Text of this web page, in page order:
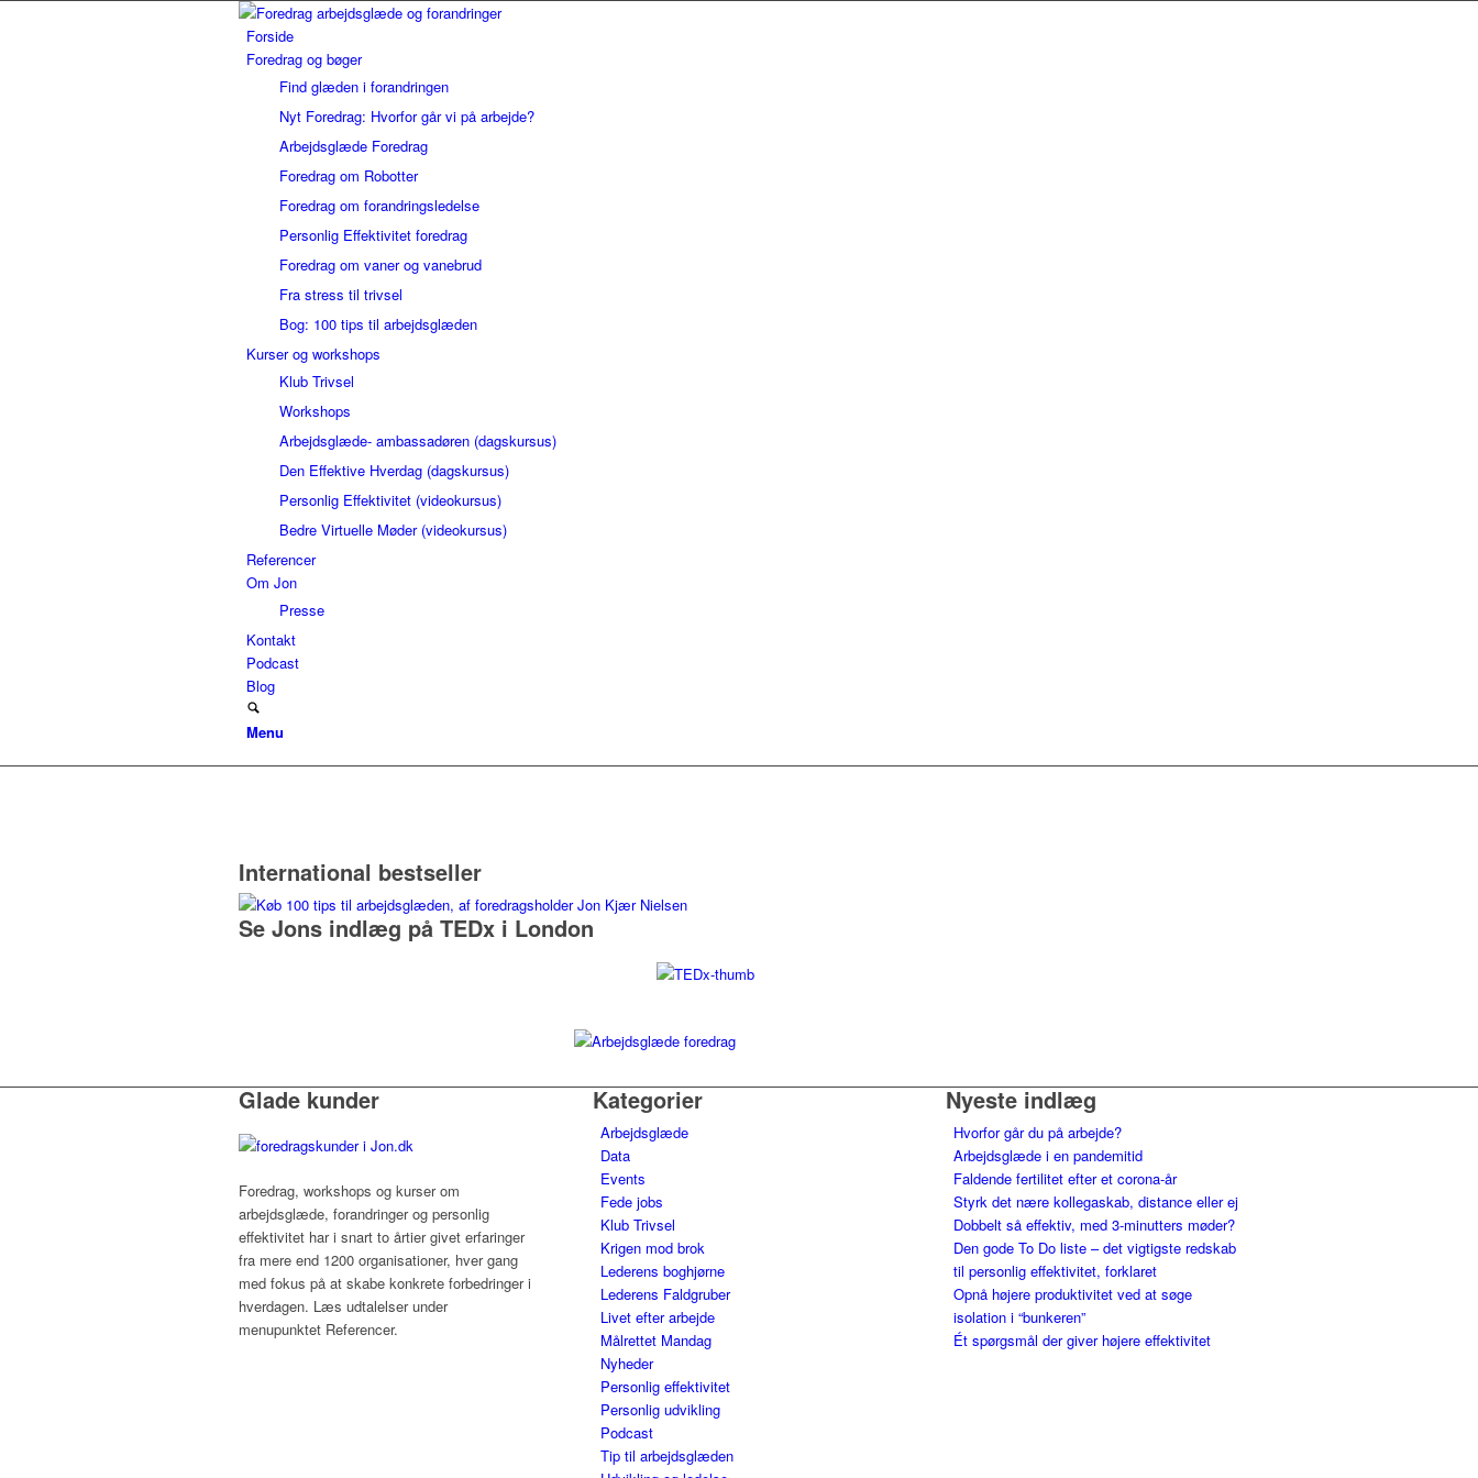
Forside
Foredrag og bøger
Find glæden i forandringen
Nyt Foredrag: Hvorfor går vi på arbejde?
Arbejdsglæde Foredrag
Foredrag om Robotter
Foredrag om forandringsledelse
Personlig Effektivitet foredrag
Foredrag om vaner og vanebrud
Fra stress til trivsel
Bog: 100 tips til arbejdsglæden
Kurser og workshops
Klub Trivsel
Workshops
Arbejdsglæde- ambassadøren (dagskursus)
Den Effektive Hverdag (dagskursus)
Personlig Effektivitet (videokursus)
Bedre Virtuelle Møder (videokursus)
Referencer
Om Jon
Presse
Kontakt
Podcast
Blog
Menu
International bestseller
Se Jons indlæg på TEDx i London
Glade kunder
Foredrag, workshops og kurser om
arbejdsglæde, forandringer og personlig
effektivitet har i snart to årtier givet erfaringer
fra mere end 1200 organisationer, hver gang
med fokus på at skabe konkrete forbedringer i
hverdagen. Læs udtalelser under
menupunktet Referencer.
Kategorier
Arbejdsglæde
Data
Events
Fede jobs
Klub Trivsel
Krigen mod brok
Lederens boghjørne
Lederens Faldgruber
Livet efter arbejde
Målrettet Mandag
Nyheder
Personlig effektivitet
Personlig udvikling
Podcast
Tip til arbejdsglæden
Nyeste indlæg
Hvorfor går du på arbejde?
Arbejdsglæde i en pandemitid
Faldende fertilitet efter et corona-år
Styrk det nære kollegaskab, distance eller ej
Dobbelt så effektiv, med 3-minutters møder?
Den gode To Do liste – det vigtigste redskab
til personlig effektivitet, forklaret
Opnå højere produktivitet ved at søge
isolation i “bunkeren”
Ét spørgsmål der giver højere effektivitet